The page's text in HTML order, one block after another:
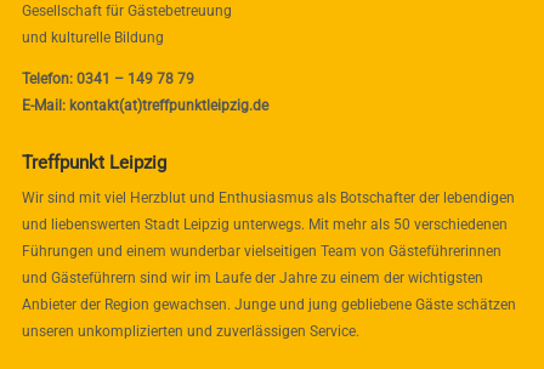
Gesellschaft für Gästebetreuung
und kulturelle Bildung
Telefon: 0341 – 149 78 79
E-Mail: kontakt(at)treffpunktleipzig.de
Treffpunkt Leipzig
Wir sind mit viel Herzblut und Enthusiasmus als Botschafter der lebendigen
und liebenswerten Stadt Leipzig unterwegs. Mit mehr als 50 verschiedenen
Führungen und einem wunderbar vielseitigen Team von Gästeführerinnen
und Gästeführern sind wir im Laufe der Jahre zu einem der wichtigsten
Anbieter der Region gewachsen. Junge und jung gebliebene Gäste schätzen
unseren unkomplizierten und zuverlässigen Service.